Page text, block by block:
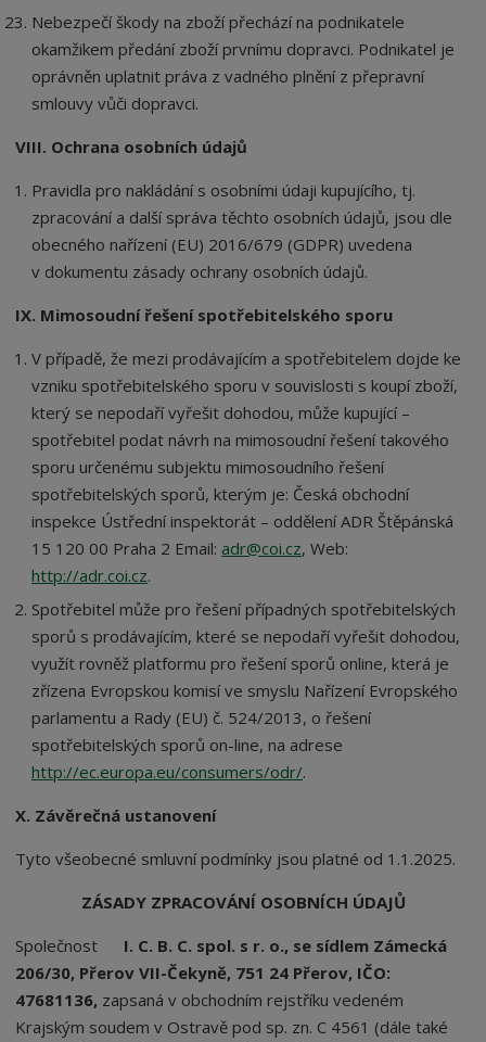
Nebezpečí škody na zboží přechází na podnikatele
okamžikem předání zboží prvnímu dopravci. Podnikatel je
oprávněn uplatnit práva z vadného plnění z přepravní
smlouvy vůči dopravci.
VIII. Ochrana osobních údajů
Pravidla pro nakládání s osobními údaji kupujícího, tj.
zpracování a další správa těchto osobních údajů, jsou dle
obecného nařízení (EU) 2016/679 (GDPR) uvedena
v dokumentu zásady ochrany osobních údajů.
IX. Mimosoudní řešení spotřebitelského sporu
V případě, že mezi prodávajícím a spotřebitelem dojde ke
vzniku spotřebitelského sporu v souvislosti s koupí zboží,
který se nepodaří vyřešit dohodou, může kupující –
spotřebitel podat návrh na mimosoudní řešení takového
sporu určenému subjektu mimosoudního řešení
spotřebitelských sporů, kterým je: Česká obchodní
inspekce Ústřední inspektorát – oddělení ADR Štěpánská
15 120 00 Praha 2 Email: adr@coi.cz, Web:
http://adr.coi.cz.
Spotřebitel může pro řešení případných spotřebitelských
sporů s prodávajícím, které se nepodaří vyřešit dohodou,
využít rovněž platformu pro řešení sporů online, která je
zřízena Evropskou komisí ve smyslu Nařízení Evropského
parlamentu a Rady (EU) č. 524/2013, o řešení
spotřebitelských sporů on-line, na adrese
http://ec.europa.eu/consumers/odr/.
X. Závěrečná ustanovení
Tyto všeobecné smluvní podmínky jsou platné od 1.1.2025.
ZÁSADY ZPRACOVÁNÍ OSOBNÍCH ÚDAJŮ
Společnost
I. C. B. C. spol. s r. o., se sídlem Zámecká
206/30, Přerov VII-Čekyně, 751 24 Přerov, IČO:
47681136, zapsaná v obchodním rejstříku vedeném
Krajským soudem v Ostravě pod sp. zn. C 4561 (dále také